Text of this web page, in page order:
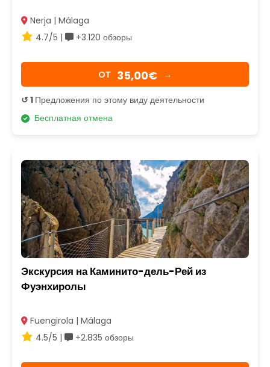
Nerja | Málaga
4.7/5 |
+3.120 обзоры
OТ 35,00€ →
↺ 1 Предложения по этому виду деятельности
Бесплатная отмена
Экскурсия на Каминито-дель-Рей из
Фуэнхиролы
Fuengirola | Málaga
4.5/5 |
+2.835 обзоры